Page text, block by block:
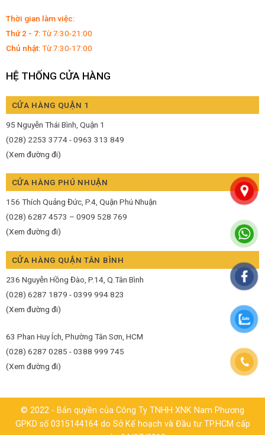
Thời gian làm việc:
Thứ 2 - 7:Từ 7:30-21:00
Chủ nhật:Từ 7:30-17:00
HỆ THỐNG CỬA HÀNG
CỬA HÀNG QUẬN 1
95 Nguyễn Thái Bình, Quận 1
(028) 2253 3774 - 0963 313 849
(Xem đường đi)
CỬA HÀNG PHÚ NHUẬN
156 Thích Quảng Đức, P.4, Quận Phú Nhuận
(028) 6287 4573 – 0909 528 769
(Xem đường đi)
CỬA HÀNG QUẬN TÂN BÌNH
236 Nguyễn Hồng Đào, P.14, Q.Tân Bình
(028) 6287 1879 - 0399 994 823
(Xem đường đi)
63 Phan Huy Ích, Phường Tân Sơn, HCM
(028) 6287 0285 - 0388 999 745
(Xem đường đi)
© 2022 - Bản quyền của Công Ty TNHH XNK Nam Phương
GPKD số 0315144164 do Sở Kế hoạch và Đầu tư TP.HCM cấp